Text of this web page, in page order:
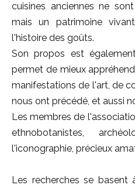
cuisines anciennes ne
mais un patrimoine
l'histoire des goûts.
Son propos est
permet de mieux
manifestations de l'art, de
nous ont précédé, et aussi
Les membres de
ethnobotanistes,
l'iconographie, précieux
Les recherches se basent